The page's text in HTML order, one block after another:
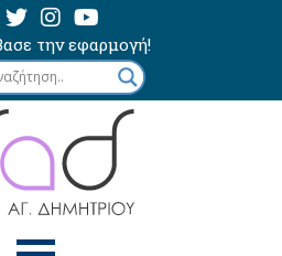
την εφαρμογή!